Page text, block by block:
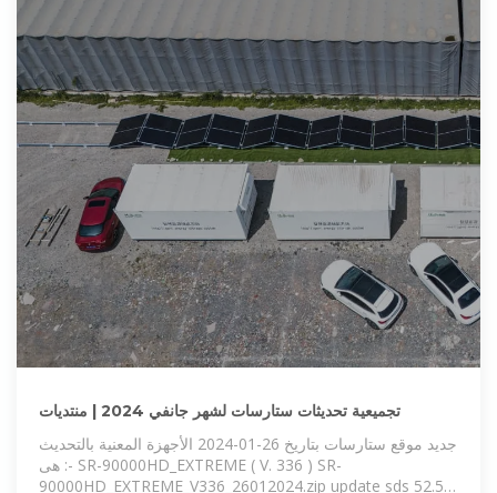
تجميعية تحديثات ستارسات لشهر جانفي 2024 | منتديات
جديد موقع ستارسات بتاريخ 26-01-2024 الأجهزة المعنية بالتحديث
هى :- SR-90000HD_EXTREME ( V. 336 ) SR-
90000HD_EXTREME_V336_26012024.zip update sds 52.5